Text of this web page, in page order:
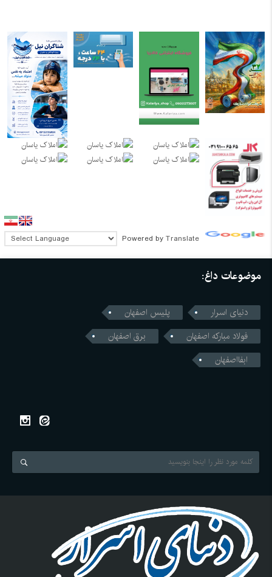
Powered by Translate
موضوعات داغ:
دنیای اسرار
پلیس اصفهان
فولاد مبارکه اصفهان
برق اصفهان
ابفااصفهان